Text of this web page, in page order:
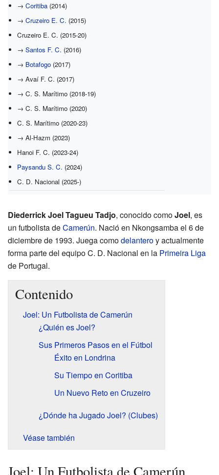
→Coritiba (2014)
→Cruzeiro E. C. (2015)
Cruzeiro E. C. (2015-20)
→Santos F. C. (2016)
→ Botafogo (2017)
→ Avaí F. C. (2017)
→ C. S. Marítimo (2018-19)
→ C. S. Marítimo (2020)
C. S. Marítimo (2020-23)
→ Al-Hazm (2023)
Hanoi F. C. (2023-24)
Paysandu S. C. (2024)
C. D. Nacional (2025-)
Diederrick Joel Tagueu Tadjo, conocido comoJoel, es
un futbolista deCamerún. Nació en Nkongsamba el 6 de
diciembre de 1993. Juega comodelanteroy actualmente
forma parte del equipo C. D. Nacional en la Primeira Liga
de Portugal.
Contenido
Joel: Un Futbolista de Camerún
¿Quién es Joel?
Sus Primeros Pasos en el Fútbol
Éxito en Londrina
Su Tiempo en Coritiba
Un Nuevo Reto en Cruzeiro
¿Dónde ha Jugado Joel? (Clubes)
Véase también
Joel: Un Futbolista de Camerún